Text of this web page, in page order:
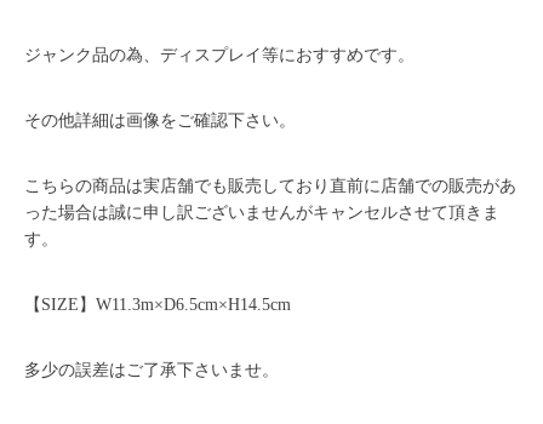
ジャンク品の為、ディスプレイ等におすすめです。
その他詳細は画像をご確認下さい。
こちらの商品は実店舗でも販売しており直前に店舗での販売があ
った場合は誠に申し訳ございませんがキャンセルさせて頂きま
す。
【SIZE】W11.3m×D6.5cm×H14.5cm
多少の誤差はご了承下さいませ。